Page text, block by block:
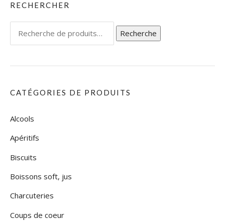
RECHERCHER
Recherche
CATÉGORIES DE PRODUITS
Alcools
Apéritifs
Biscuits
Boissons soft, jus
Charcuteries
Coups de coeur